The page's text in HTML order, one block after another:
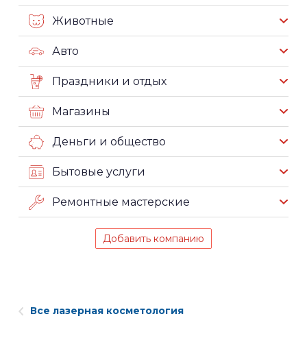
Животные
Авто
Праздники и отдых
Магазины
Деньги и общество
Бытовые услуги
Ремонтные мастерские
Добавить компанию
Все лазерная косметология